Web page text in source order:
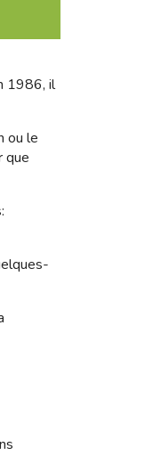
1986, il
ou le
que